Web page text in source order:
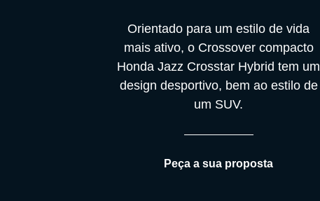
Orientado para um estilo de vida
mais ativo, o Crossover compacto
Honda Jazz Crosstar Hybrid tem um
design desportivo, bem ao estilo de
um SUV.
Peça a sua proposta